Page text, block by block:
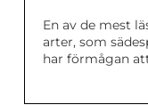
En av de mest
arter, som
har förmågan